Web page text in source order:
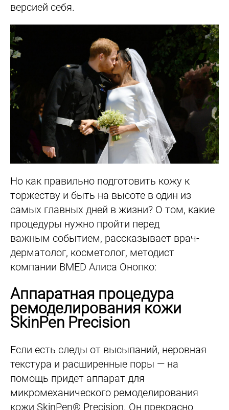
версией себя.
Но как правильно подготовить кожу к
торжеству и быть на высоте в один из
самых главных дней в жизни? О том, какие
процедуры нужно пройти перед
важным событием, рассказывает врач-
дерматолог, косметолог, методист
компании BMED Алиса Онопко:
Аппаратная процедура
ремоделирования кожи
SkinPen Precision
Если есть следы от высыпаний, неровная
текстура и расширенные поры — на
помощь придет аппарат для
микромеханического ремоделирования
кожи SkinPen® Precision. Он прекрасно